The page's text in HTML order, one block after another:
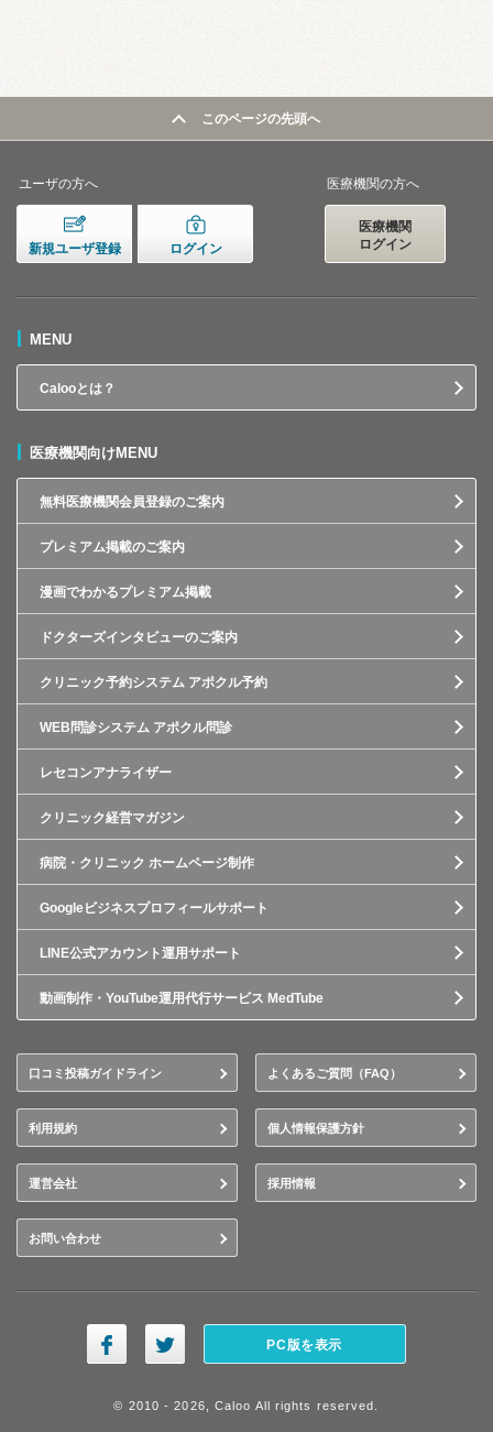
このページの先頭へ
ユーザの方へ
新規ユーザ登録 ログイン
医療機関の方へ
医療機関
ログイン
MENU
Calooとは？
医療機関向けMENU
無料医療機関会員登録のご案内
プレミアム掲載のご案内
漫画でわかるプレミアム掲載
ドクターズインタビューのご案内
クリニック予約システム アポクル予約
WEB問診システム アポクル問診
レセコンアナライザー
クリニック経営マガジン
病院・クリニック ホームページ制作
Googleビジネスプロフィールサポート
LINE公式アカウント運用サポート
動画制作・YouTube運用代行サービス MedTube
口コミ投稿ガイドライン よくあるご質問（FAQ）
利用規約 個人情報保護方針
運営会社 採用情報
お問い合わせ
PC版を表示
© 2010 - 2026, Caloo All rights reserved.